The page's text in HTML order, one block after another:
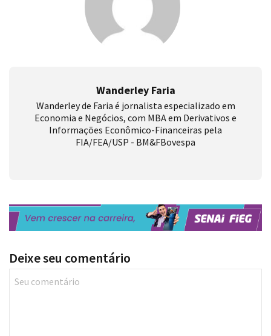
Wanderley Faria
Wanderley de Faria é jornalista especializado em
Economia e Negócios, com MBA em Derivativos e
Informações Econômico-Financeiras pela
FIA/FEA/USP - BM&FBovespa
Deixe seu comentário